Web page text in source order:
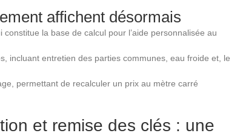
affichent désormais
la base de calcul pour l’aide personnalisée au
incluant entretien des parties communes, eau froide et, le
permettant de recalculer un prix au mètre carré
et remise des clés : une